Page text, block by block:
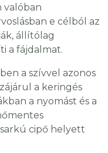
valóban
e célból az
állítólag
a fájdalmat.
a szívvel azonos
a keringés
a nyomást és a
sarkú cipő helyett